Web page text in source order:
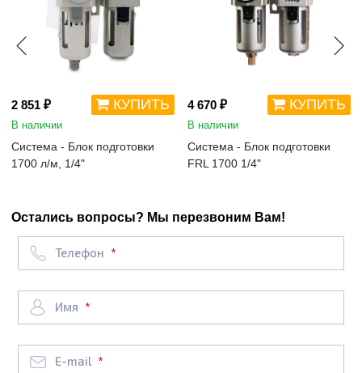
2 851 ₽ КУПИТЬ
В наличии
Система - Блок подготовки
1700 л/м, 1/4"
4 670 ₽ КУПИТЬ
В наличии
Система - Блок подготовки
FRL 1700 1/4"
Остались вопросы? Мы перезвоним Вам!
Телефон
Имя
E-mail